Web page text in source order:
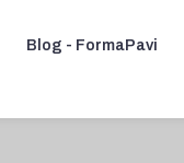
Blog - FormaPavi